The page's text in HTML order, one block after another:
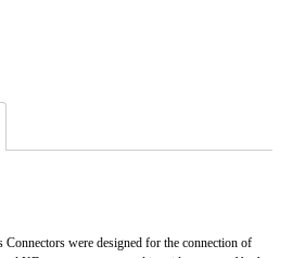
were designed for the connection of